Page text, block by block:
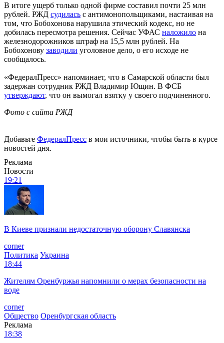
В итоге ущерб только одной фирме составил почти 25 млн
рублей. РЖД судилась с антимонопольщиками, настаивая на
том, что Бобохонова нарушила этический кодекс, но не
добилась пересмотра решения. Сейчас УФАС наложило на
железнодорожников штраф на 15,5 млн рублей. На
Бобохонову заводили уголовное дело, о его исходе не
сообщалось.
«ФедералПресс» напоминает, что в Самарской области был
задержан сотрудник РЖД Владимир Ющин. В ФСБ
утверждают, что он вымогал взятку у своего подчиненного.
Фото с сайта РЖД
Добавьте ФедералПресс в мои источники, чтобы быть в курсе
новостей дня.
Реклама
Новости
19:21
В Киеве признали недостаточную оборону Славянска
corner
Политика Украина
18:44
Жителям Оренбуржья напомнили о мерах безопасности на
воде
corner
Общество Оренбургская область
Реклама
18:38